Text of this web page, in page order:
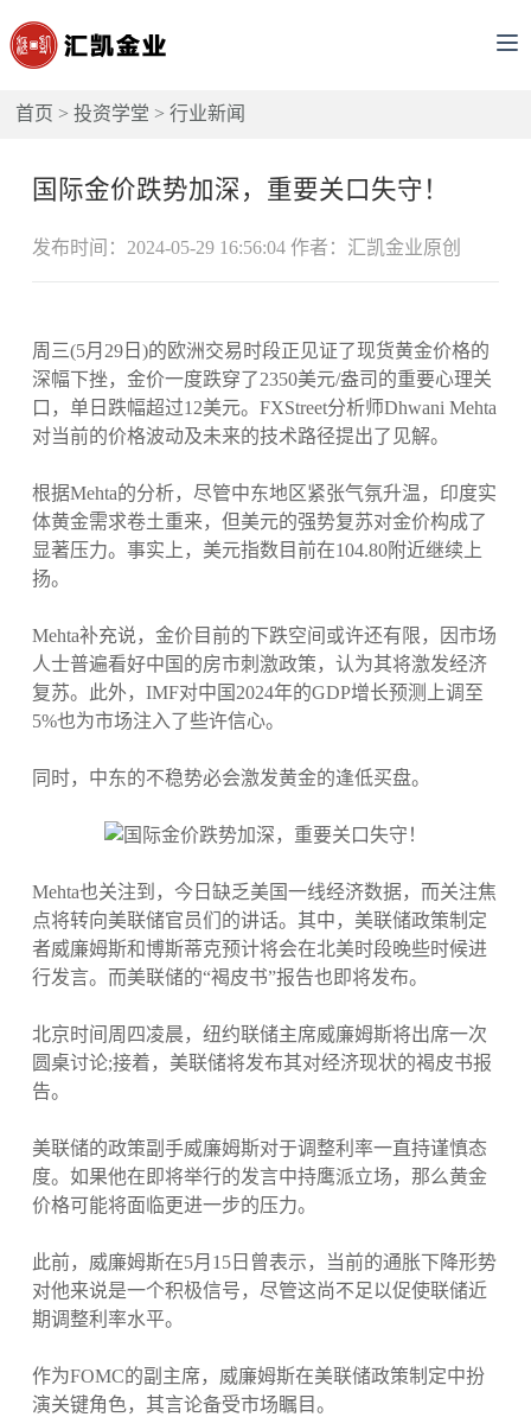
首页 >投资学堂 >行业新闻
国际金价跌势加深，重要关口失守！
发布时间：2024-05-29 16:56:04 作者：汇凯金业原创
周三(5月29日)的欧洲交易时段正见证了现货黄金价格的
深幅下挫，金价一度跌穿了2350美元/盎司的重要心理关
口，单日跌幅超过12美元。FXStreet分析师Dhwani Mehta
对当前的价格波动及未来的技术路径提出了见解。
根据Mehta的分析，尽管中东地区紧张气氛升温，印度实
体黄金需求卷土重来，但美元的强势复苏对金价构成了
显著压力。事实上，美元指数目前在104.80附近继续上
扬。
Mehta补充说，金价目前的下跌空间或许还有限，因市场
人士普遍看好中国的房市刺激政策，认为其将激发经济
复苏。此外，IMF对中国2024年的GDP增长预测上调至
5%也为市场注入了些许信心。
同时，中东的不稳势必会激发黄金的逢低买盘。
Mehta也关注到，今日缺乏美国一线经济数据，而关注焦
点将转向美联储官员们的讲话。其中，美联储政策制定
者威廉姆斯和博斯蒂克预计将会在北美时段晚些时候进
行发言。而美联储的“褐皮书”报告也即将发布。
北京时间周四凌晨，纽约联储主席威廉姆斯将出席一次
圆桌讨论;接着，美联储将发布其对经济现状的褐皮书报
告。
美联储的政策副手威廉姆斯对于调整利率一直持谨慎态
度。如果他在即将举行的发言中持鹰派立场，那么黄金
价格可能将面临更进一步的压力。
此前，威廉姆斯在5月15日曾表示，当前的通胀下降形势
对他来说是一个积极信号，尽管这尚不足以促使联储近
期调整利率水平。
作为FOMC的副主席，威廉姆斯在美联储政策制定中扮
演关键角色，其言论备受市场瞩目。